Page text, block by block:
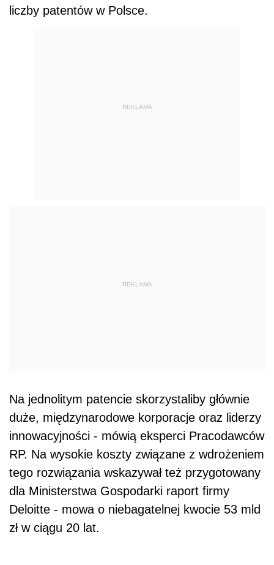
liczby patentów w Polsce.
REKLAMA
REKLAMA
Na jednolitym patencie skorzystaliby głównie
duże, międzynarodowe korporacje oraz liderzy
innowacyjności - mówią eksperci Pracodawców
RP. Na wysokie koszty związane z wdrożeniem
tego rozwiązania wskazywał też przygotowany
dla Ministerstwa Gospodarki raport firmy
Deloitte - mowa o niebagatelnej kwocie 53 mld
zł w ciągu 20 lat.